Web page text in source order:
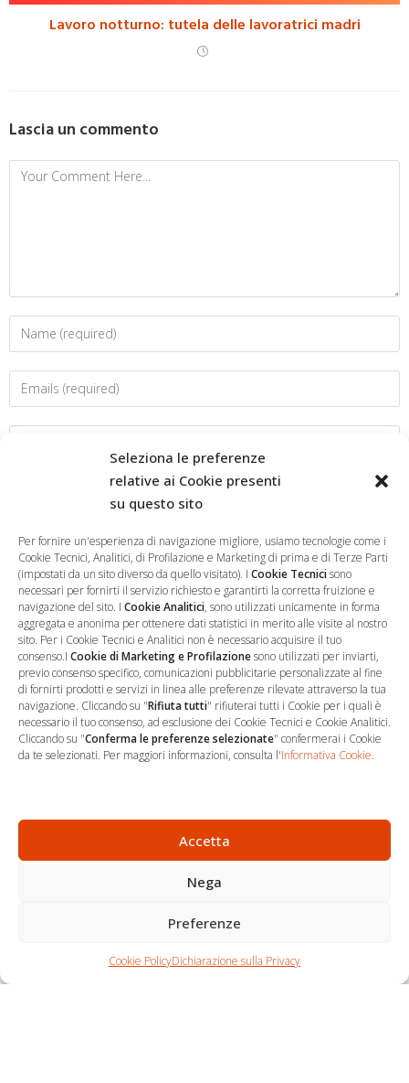
Seleziona le preferenze
relative ai Cookie presenti
su questo sito
Per fornire un'esperienza di navigazione migliore, usiamo tecnologie come i
Cookie Tecnici, Analitici, di Profilazione e Marketing di prima e di Terze Parti
(impostati da un sito diverso da quello visitato). I Cookie Tecnicisono
necessari per fornirti il servizio richiesto e garantirti la corretta fruizione e
navigazione del sito. I Cookie Analitici, sono utilizzati unicamente in forma
aggregata e anonima per ottenere dati statistici in merito alle visite al nostro
sito. Per i Cookie Tecnici e Analitici non è necessario acquisire il tuo
consenso.I Cookie di Marketing e Profilazionesono utilizzati per inviarti,
previo consenso specifico, comunicazioni pubblicitarie personalizzate al fine
di fornirti prodotti e servizi in linea alle preferenze rilevate attraverso la tua
navigazione. Cliccando su "Rifiuta tutti" rifiuterai tutti i Cookie per i quali è
necessario il tuo consenso, ad esclusione dei Cookie Tecnici e Cookie Analitici.
Cliccando su "Conferma le preferenze selezionate" confermerai i Cookie
da te selezionati. Per maggiori informazioni, consulta l'Informativa Cookie.
Accetta
Nega
Preferenze
Cookie PolicyDichiarazione sulla Privacy
Lavoro notturno: tutela delle lavoratrici madri
Lascia un commento
Salva il mio nome, email e sito web in questo browser per la
prossima volta che commento.
… Sede Operativa
06 9522 7890
info@studioargari.it
P.I. 17504191002
Seguici
Shop